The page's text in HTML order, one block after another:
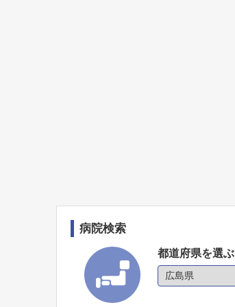
病院検索
都道府県を選ぶ